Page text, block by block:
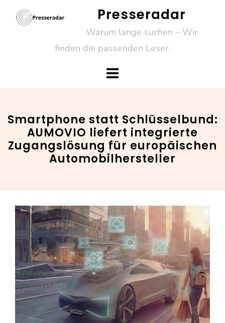
Presseradar
Warum lange suchen – Wir
finden die passenden Leser.
Smartphone statt Schlüsselbund:
AUMOVIO liefert integrierte
Zugangslösung für europäischen
Automobilhersteller